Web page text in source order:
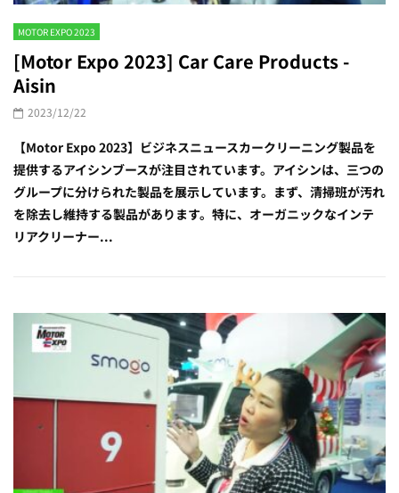
MOTOR EXPO 2023
[Motor Expo 2023] Car Care Products -
Aisin
2023/12/22
【Motor Expo 2023】ビジネスニュースカークリーニング製品を
提供するアイシンブースが注目されています。アイシンは、三つの
グループに分けられた製品を展示しています。まず、清掃班が汚れ
を除去し維持する製品があります。特に、オーガニックなインテ
リアクリーナー...